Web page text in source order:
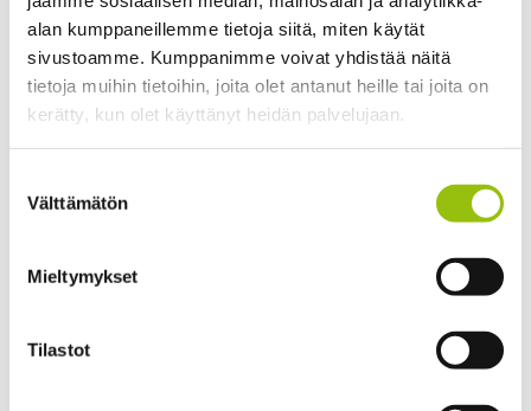
alan kumppaneillemme tietoja siitä, miten käytät
sivustoamme. Kumppanimme voivat yhdistää näitä
tietoja muihin tietoihin, joita olet antanut heille tai joita on
kerätty, kun olet käyttänyt heidän palvelujaan.
Cookiebot >
valinta
Välttämätön
Mieltymykset
Tilastot
Suoritustapa
Osallistuminen opetukseen: ryhmänohjaus ja
itsenäistä työskentelyä. Ryhmäsuoritus keväällä 2027.
Arviointi asteikolla 1-5.